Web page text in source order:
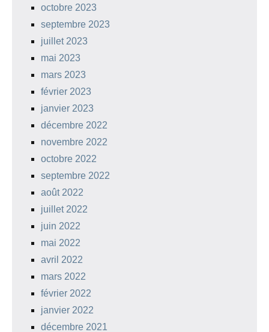
octobre 2023
septembre 2023
juillet 2023
mai 2023
mars 2023
février 2023
janvier 2023
décembre 2022
novembre 2022
octobre 2022
septembre 2022
août 2022
juillet 2022
juin 2022
mai 2022
avril 2022
mars 2022
février 2022
janvier 2022
décembre 2021